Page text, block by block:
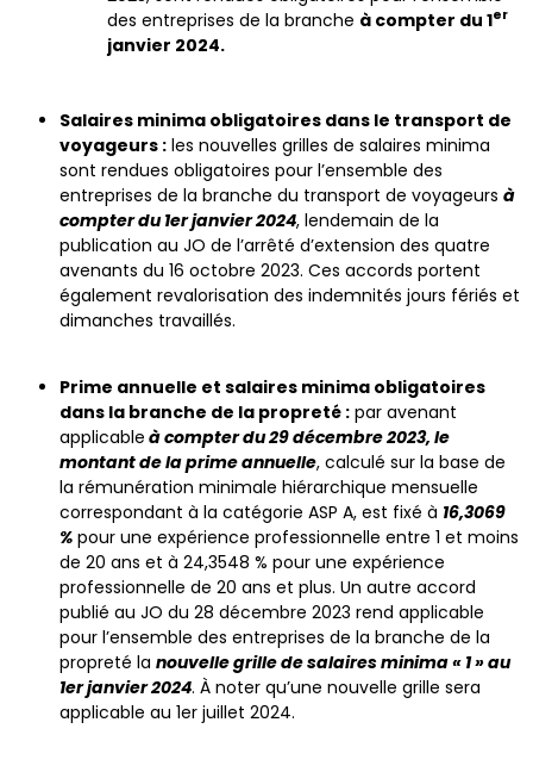
des entreprises de la branche à compter du 1er
janvier 2024.
Salaires minima obligatoires dans le transport de
voyageurs : les nouvelles grilles de salaires minima
sont rendues obligatoires pour l’ensemble des
entreprises de la branche du transport de voyageurs à
compter du 1er janvier 2024, lendemain de la
publication au JO de l’arrêté d’extension des quatre
avenants du 16 octobre 2023. Ces accords portent
également revalorisation des indemnités jours fériés et
dimanches travaillés.
Prime annuelle et salaires minima obligatoires
dans la branche de la propreté : par avenant
applicable à compter du 29 décembre 2023, le
montant de la prime annuelle, calculé sur la base de
la rémunération minimale hiérarchique mensuelle
correspondant à la catégorie ASP A, est fixé à 16,3069
% pour une expérience professionnelle entre 1 et moins
de 20 ans et à 24,3548 % pour une expérience
professionnelle de 20 ans et plus. Un autre accord
publié au JO du 28 décembre 2023 rend applicable
pour l’ensemble des entreprises de la branche de la
propreté la nouvelle grille de salaires minima « 1 » au
1er janvier 2024. À noter qu’une nouvelle grille sera
applicable au 1er juillet 2024.